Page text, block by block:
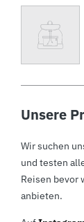
Unsere
Wir suchen
und testen
Reisen bevor
anbieten.